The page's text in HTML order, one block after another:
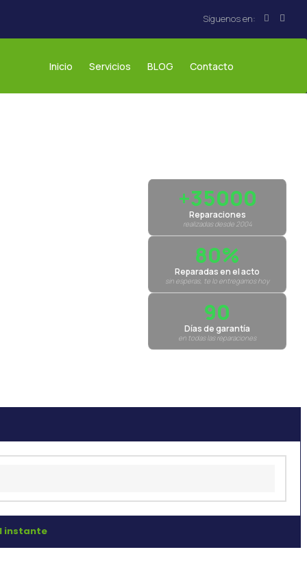
Inicio Servicios BLOG Contacto
+35000
Reparaciones
realizadas desde 2004
80%
Reparadas en el acto
sin esperas, te lo entregamos hoy
90
Días de garantía
en todas las reparaciones
instante